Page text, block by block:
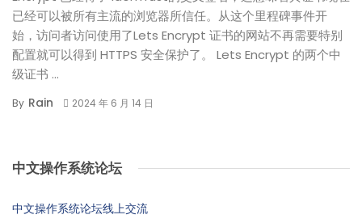
已经可以被所有主流的浏览器所信任。从这个里程碑事件开
始，访问者访问使用了Lets Encrypt 证书的网站不再需要特别
配置就可以得到 HTTPS 安全保护了。 Lets Encrypt 的两个中
级证书 ...
By Rain 2024 年 6 月 14 日
中文操作系统论坛
中文操作系统论坛线上交流